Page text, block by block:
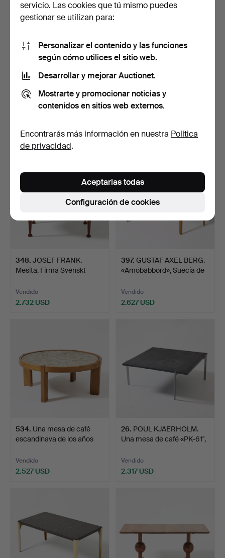
.JÖNS EFVERBERG
(maestro en Drottningholm
2.942 USD
84 PETER HVIDT & ORLA
MÖLGAARD. Mesita,
Franc…
2.942 USD
348. JOSEF FRANK.
Mesita, Firma Svenskt
Vendido
2.732 USD
397. GUSTAF AXEL BERG.
«Amöbabbord», Suecia de
Vendido
2.627 USD
534. Una mesa de café
escandinava de los años
Vendido
2.527 USD
26. POUL KJAERHOLM.
Una mesa de café «PK-61",
Vendido
2.317 USD
servicio. Las cookies que tú mismo puedes
gestionar se utilizan para:
Personalizar el contenido y las funciones
según cómo utilices el sitio web.
Desarrollar y mejorar Auctionet.
Mostrarte y promocionar noticias y
contenidos en sitios web externos.
Encontrarás más información en nuestra Política
de privacidad.
Configuración de cookies
Aceptarlas todas